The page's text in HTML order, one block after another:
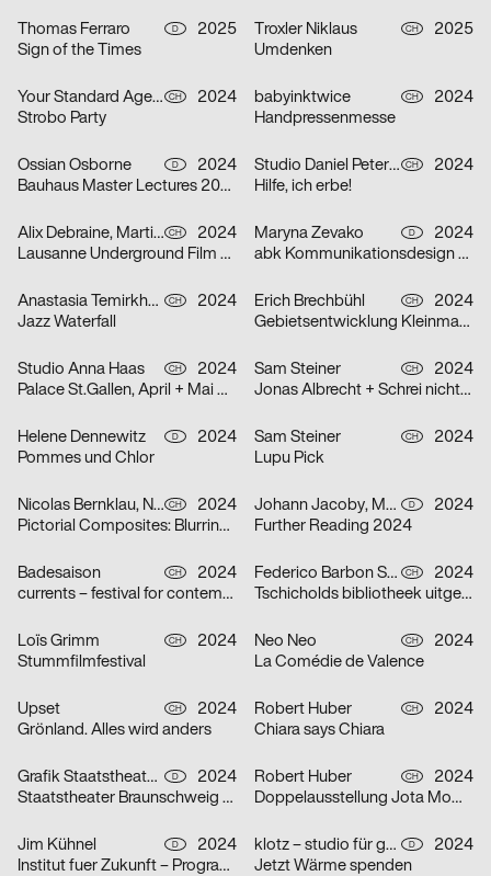
Thomas Ferraro D
2025
Sign of the Times
Troxler Niklaus CH
2025
Umdenken
Your Standard Agency CH
2024
Strobo Party
babyinktwice CH
2024
Handpressenmesse
Ossian Osborne D
2024
Bauhaus Master Lectures 2024
Studio Daniel Peter, Alice Kolb CH
2024
Hilfe, ich erbe!
Alix Debraine, Martial Grin CH
2024
Lausanne Underground Film & Music Festival (LUFF) 2024
Maryna Zevako D
2024
abk Kommunikationsdesign Workshops
Anastasia Temirkhan CH
2024
Jazz Waterfall
Erich Brechbühl CH
2024
Gebietsentwicklung Kleinmatt-/Bireggstrasse
Studio Anna Haas CH
2024
Palace St.Gallen, April + Mai 2024
Sam Steiner CH
2024
Jonas Albrecht + Schrei nicht so Orkestra
Helene Dennewitz D
2024
Pommes und Chlor
Sam Steiner CH
2024
Lupu Pick
Nicolas Bernklau, Nina Flaitz CH
2024
Pictorial Composites: Blurring Boundaries – Ambiguous Realities
Johann Jacoby, Mark van Leeuwen D
2024
Further Reading 2024
Badesaison CH
2024
currents – festival for contemporary music
Federico Barbon Studio CH
2024
Tschicholds bibliotheek uitgepakt
Loïs Grimm CH
2024
Stummfilmfestival
Neo Neo CH
2024
La Comédie de Valence
Upset CH
2024
Grönland. Alles wird anders
Robert Huber CH
2024
Chiara says Chiara
Grafik Staatstheater Braunschweig, Running Water Creative Group, Studio Max Kuwertz D
2024
Staatstheater Braunschweig „Die Hölle ist leer, alle Teufel sind hier“
Robert Huber CH
2024
Doppelausstellung Jota Mombaça & Steffani Jemison
Jim Kühnel D
2024
Institut fuer Zukunft – Programmplakate
klotz – studio für gestaltung D
2024
Jetzt Wärme spenden